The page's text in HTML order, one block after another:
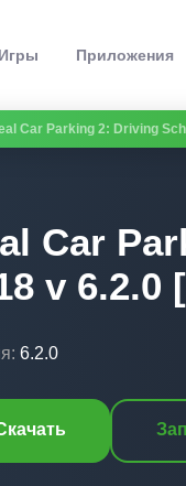
Игры Приложения
Car Parking 2: Driving
Car
v
6.2.0